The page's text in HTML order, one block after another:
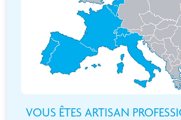
VOUS ÊTES ARTISAN